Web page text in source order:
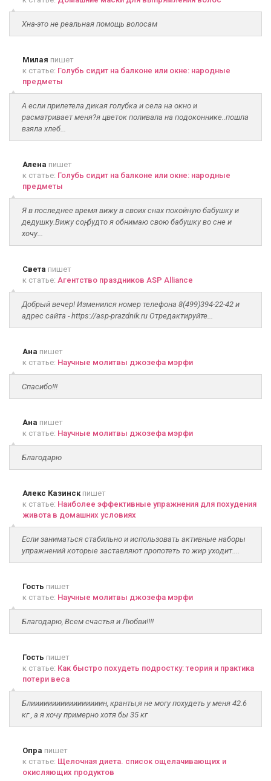
Хна-это не реальная помощь волосам
Милая пишет
к статье: Голубь сидит на балконе или окне: народные
предметы
А если прилетела дикая голубка и села на окно и
расматривает меня?я цветок поливала на подоконнике..пошла
взяла хлеб...
Алена пишет
к статье: Голубь сидит на балконе или окне: народные
предметы
Я в последнее время вижу в своих снах покойную бабушку и
дедушку.Вижу соң, будто я обнимаю свою бабушку во сне и
хочу...
Света пишет
к статье: Агентство праздников ASP Alliance
Добрый вечер! Изменился номер телефона 8(499)394-22-42 и
адрес сайта - https://asp-prazdnik.ru Отредактируйте...
Ана пишет
к статье: Научные молитвы джозефа мэрфи
Спасибо!!!
Ана пишет
к статье: Научные молитвы джозефа мэрфи
Благодарю
Алекс Казинскпишет
к статье: Наиболее эффективные упражнения для похудения
живота в домашних условиях
Если заниматься стабильно и использовать активные наборы
упражнений которые заставляют пропотеть то жир уходит....
Гость пишет
к статье: Научные молитвы джозефа мэрфи
Благодарю, Всем счастья и Любви!!!!
Гость пишет
к статье: Как быстро похудеть подростку: теория и практика
потери веса
Блииииииииииииииииин, кранты,я не могу похудеть у меня 42.6
кг , а я хочу примерно хотя бы 35 кг
Опра пишет
к статье: Щелочная диета. список ощелачивающих и
окисляющих продуктов